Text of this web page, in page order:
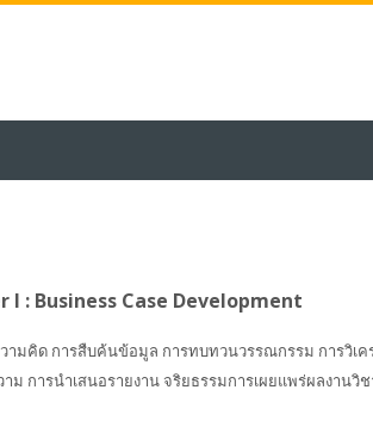
I : Business Case Development
ามคิด การสืบค้นข้อมูล การทบทวนวรรณกรรม การวิเ
าม การนำเสนอรายงาน จริยธรรมการเผยแพร่ผลงานวิ